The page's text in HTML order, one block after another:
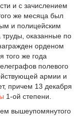
и с зачислением
же месяца был
и полицейским
оказанные по
орденом
того же года
полевого
армии и
причем 13 декабря
1-ой степени.
вышеупомянутого